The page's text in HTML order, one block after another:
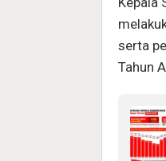
serta
Tahun